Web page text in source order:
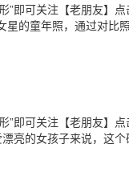
”即可关注【老朋友】
的童年照，通过对比
”即可关注【老朋友】
亮的女孩子来说，这